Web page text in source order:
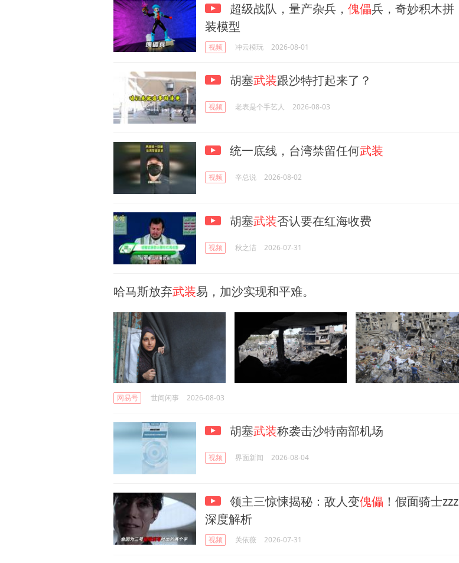
超级战队，量产杂兵， 傀儡兵，奇妙积木拼
装模型
视频 冲云模玩 2026-08-01
胡塞武装跟沙特打起来了？
视频 老表是个手艺人 2026-08-03
统一底线，台湾禁留任何武装
视频 辛总说 2026-08-02
胡塞武装否认要在红海收费
视频 秋之洁 2026-07-31
哈马斯放弃武装易，加沙实现和平难。
网易号 世间闲事 2026-08-03
胡塞武装称袭击沙特南部机场
视频 界面新闻 2026-08-04
领主三惊悚揭秘：敌人变傀儡 ！假面骑士zzz
深度解析
视频 关依薇 2026-07-31